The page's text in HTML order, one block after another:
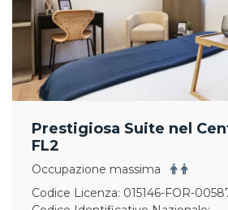
Prestigiosa Suite nel
FL2
Occupazione massima
Codice Licenza: 015146-FOR-